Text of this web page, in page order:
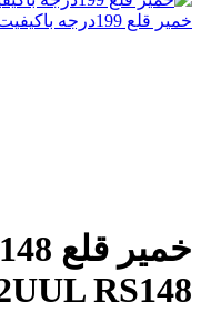
خمیر قلع 199درجه باکیفیت 2UUL RS199
RS148